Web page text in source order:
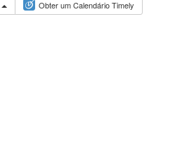
Obter um Calendário Timely